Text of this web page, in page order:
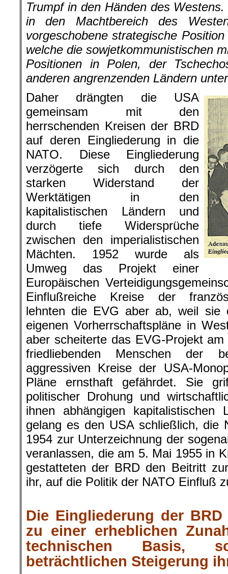
Trumpf in den Händen des
in den Machtbereich des
vorgeschobene strategische
welche die sowjetkommunistischen
Positionen in Polen, der
anderen angrenzenden Ländern
Daher drängten die USA
gemeinsam mit den
herrschenden Kreisen der BRD
auf deren Eingliederung in die
NATO. Diese Eingliederung
verzögerte sich durch den
starken Widerstand der
Werktätigen in den
kapitalistischen Ländern und
durch tiefe Widersprüche
zwischen den imperialistischen
Mächten. 1952 wurde als
Umweg das Projekt einer
Europäischen
Einflußreiche Kreise der
lehnten die EVG aber ab, weil sie
eigenen Vorherrschaftspläne in
aber scheiterte das EVG-Projekt
friedliebenden Menschen der
aggressiven Kreise der USA-
Pläne ernsthaft gefährdet. Sie
politischer Drohung und
ihnen abhängigen kapitalistischen
gelang es den USA schließlich, die
1954 zur Unterzeichnung der
veranlassen, die am 5. Mai 1955 in
gestatteten der BRD den Beitritt
ihr, auf die Politik der NATO Einfluß
Die Eingliederung der
zu einer erheblichen
technischen Basis,
beträchtlichen Steigerung